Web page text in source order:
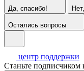
Да, спасибо!
Остались вопросы
центр поддержки
Станьте подписчиком